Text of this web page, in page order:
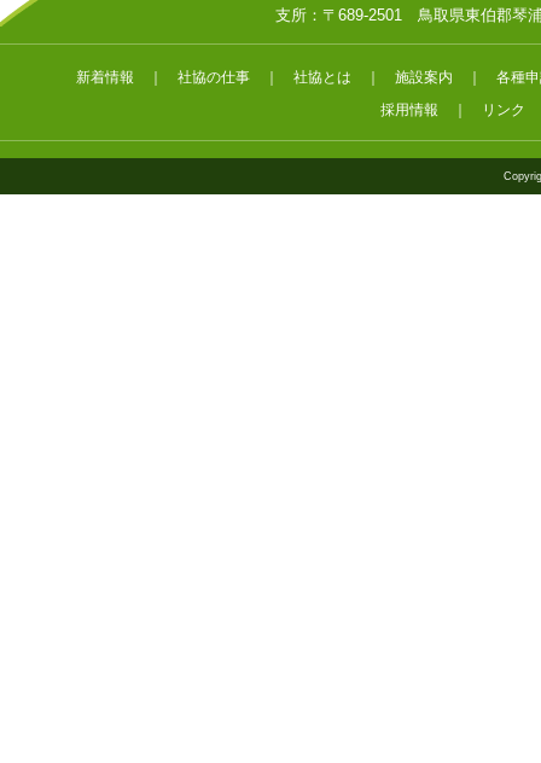
支所：〒689-2501 鳥取県東伯郡琴
新着情報 社協の仕事 社協とは 施設案内
各種
採用情報
リンク